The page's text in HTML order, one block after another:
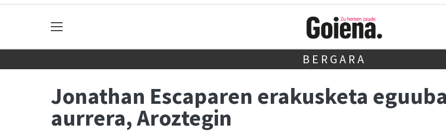
BERGARA
Jonathan Escaparen erakusketa
aurrera, Aroztegin